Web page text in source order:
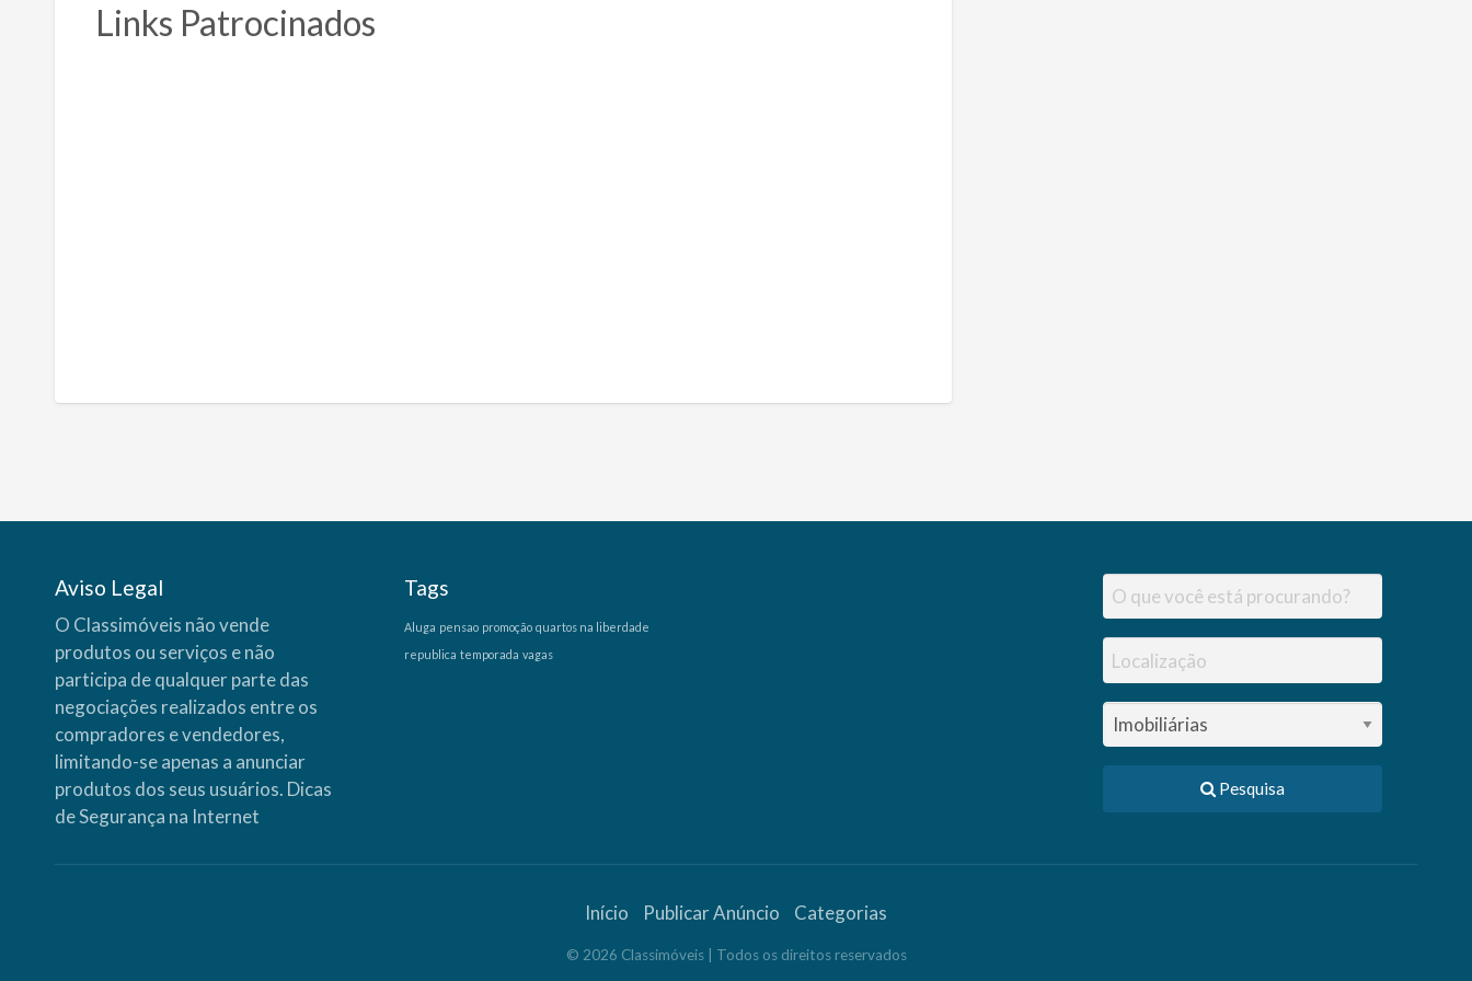
Links Patrocinados
Aviso Legal
O Classimóveis não vende
produtos ou serviços e não
participa de qualquer parte das
negociações realizados entre os
compradores e vendedores,
limitando-se apenas a anunciar
produtos dos seus usuários. Dicas
de Segurança na Internet
Tags
Aluga pensao promoção quartos na liberdade
republica temporada vagas
Pesquisa
Início Publicar Anúncio Categorias
© 2026 Classimóveis| Todos os direitos reservados